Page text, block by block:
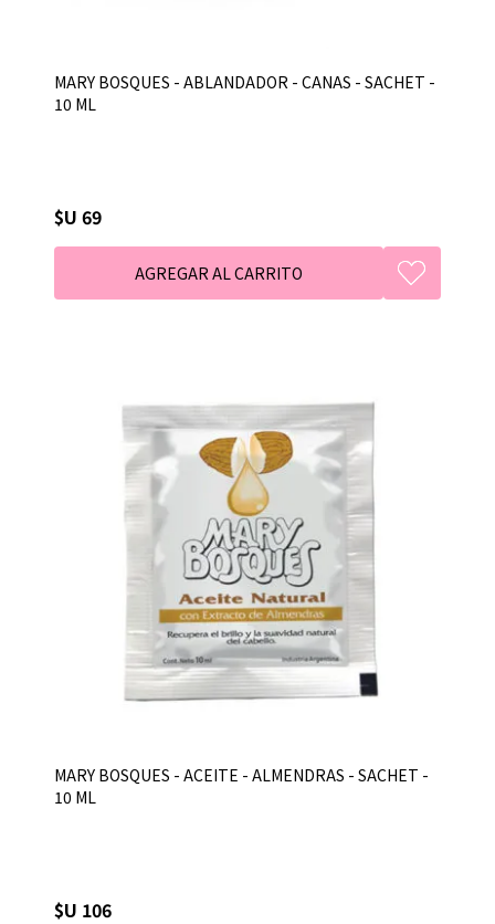
MARY BOSQUES - ABLANDADOR - CANAS - SACHET -
10 ML
$U 69
MARY BOSQUES - ACEITE - ALMENDRAS - SACHET -
10 ML
$U 106